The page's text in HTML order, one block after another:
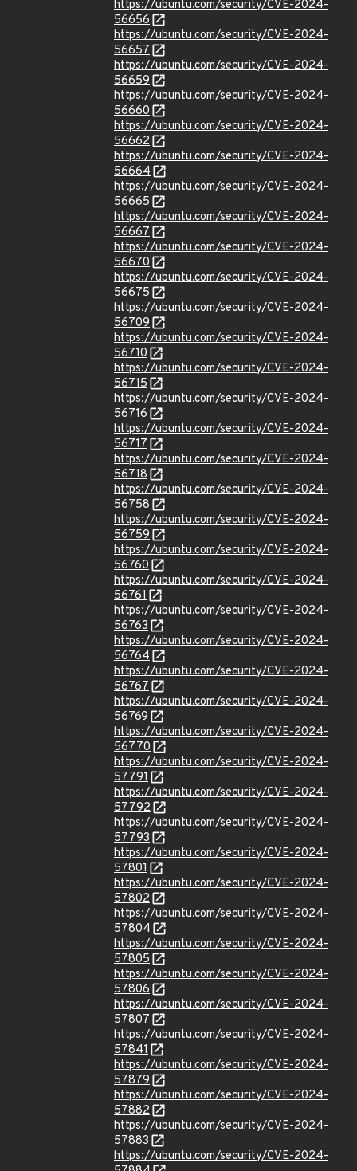
https://ubuntu.com/security/CVE-2024-
56656
https://ubuntu.com/security/CVE-2024-
56657
https://ubuntu.com/security/CVE-2024-
56659
https://ubuntu.com/security/CVE-2024-
56660
https://ubuntu.com/security/CVE-2024-
56662
https://ubuntu.com/security/CVE-2024-
56664
https://ubuntu.com/security/CVE-2024-
56665
https://ubuntu.com/security/CVE-2024-
56667
https://ubuntu.com/security/CVE-2024-
56670
https://ubuntu.com/security/CVE-2024-
56675
https://ubuntu.com/security/CVE-2024-
56709
https://ubuntu.com/security/CVE-2024-
56710
https://ubuntu.com/security/CVE-2024-
56715
https://ubuntu.com/security/CVE-2024-
56716
https://ubuntu.com/security/CVE-2024-
56717
https://ubuntu.com/security/CVE-2024-
56718
https://ubuntu.com/security/CVE-2024-
56758
https://ubuntu.com/security/CVE-2024-
56759
https://ubuntu.com/security/CVE-2024-
56760
https://ubuntu.com/security/CVE-2024-
56761
https://ubuntu.com/security/CVE-2024-
56763
https://ubuntu.com/security/CVE-2024-
56764
https://ubuntu.com/security/CVE-2024-
56767
https://ubuntu.com/security/CVE-2024-
56769
https://ubuntu.com/security/CVE-2024-
56770
https://ubuntu.com/security/CVE-2024-
57791
https://ubuntu.com/security/CVE-2024-
57792
https://ubuntu.com/security/CVE-2024-
57793
https://ubuntu.com/security/CVE-2024-
57801
https://ubuntu.com/security/CVE-2024-
57802
https://ubuntu.com/security/CVE-2024-
57804
https://ubuntu.com/security/CVE-2024-
57805
https://ubuntu.com/security/CVE-2024-
57806
https://ubuntu.com/security/CVE-2024-
57807
https://ubuntu.com/security/CVE-2024-
57841
https://ubuntu.com/security/CVE-2024-
57879
https://ubuntu.com/security/CVE-2024-
57882
https://ubuntu.com/security/CVE-2024-
57883
https://ubuntu.com/security/CVE-2024-